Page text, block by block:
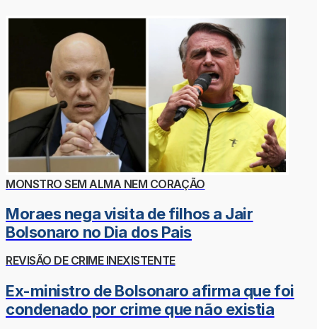
MONSTRO SEM ALMA NEM CORAÇÃO
Moraes nega visita de filhos a Jair
Bolsonaro no Dia dos Pais
REVISÃO DE CRIME INEXISTENTE
Ex-ministro de Bolsonaro afirma que foi
condenado por crime que não existia